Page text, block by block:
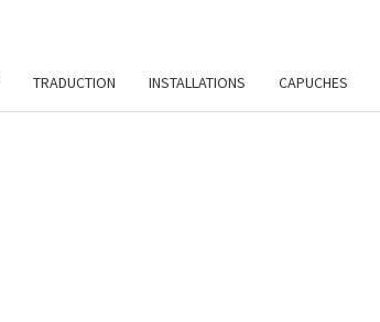
TRADUCTION INSTALLATIONS CAPUCHES